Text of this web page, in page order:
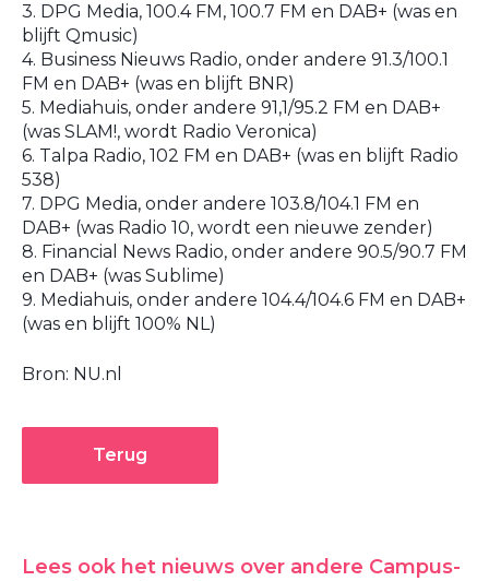
3. DPG Media, 100.4 FM, 100.7 FM en DAB+ (was en
blijft Qmusic)
4. Business Nieuws Radio, onder andere 91.3/100.1
FM en DAB+ (was en blijft BNR)
5. Mediahuis, onder andere 91,1/95.2 FM en DAB+
(was SLAM!, wordt Radio Veronica)
6. Talpa Radio, 102 FM en DAB+ (was en blijft Radio
538)
7. DPG Media, onder andere 103.8/104.1 FM en
DAB+ (was Radio 10, wordt een nieuwe zender)
8. Financial News Radio, onder andere 90.5/90.7 FM
en DAB+ (was Sublime)
9. Mediahuis, onder andere 104.4/104.6 FM en DAB+
(was en blijft 100% NL)
Bron: NU.nl
Terug
Lees ook het nieuws over andere Campus-